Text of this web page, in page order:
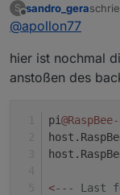
Welche
S
Offline
sandro_gera
@apollon77
hier ist nochmal
anstoßen des
pi@RaspBee-
<--- Last